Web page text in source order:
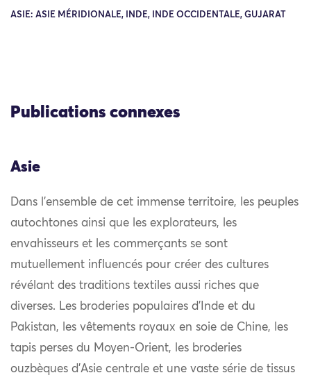
ASIE: ASIE MÉRIDIONALE, INDE, INDE OCCIDENTALE, GUJARAT
Publications connexes
Asie
Dans l’ensemble de cet immense territoire, les peuples
autochtones ainsi que les explorateurs, les
envahisseurs et les commerçants se sont
mutuellement influencés pour créer des cultures
révélant des traditions textiles aussi riches que
diverses. Les broderies populaires d’Inde et du
Pakistan, les vêtements royaux en soie de Chine, les
tapis perses du Moyen-Orient, les broderies
ouzbèques d’Asie centrale et une vaste série de tissus